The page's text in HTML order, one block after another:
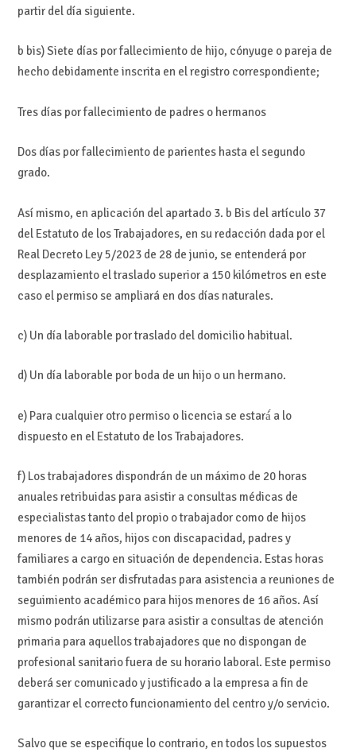
partir del día siguiente.
b bis) Siete días por fallecimiento de hijo, cónyuge o pareja de
hecho debidamente inscrita en el registro correspondiente;
Tres días por fallecimiento de padres o hermanos
Dos días por fallecimiento de parientes hasta el segundo
grado.
Así mismo, en aplicación del apartado 3. b Bis del artículo 37
del Estatuto de los Trabajadores, en su redacción dada por el
Real Decreto Ley 5/2023 de 28 de junio, se entenderá por
desplazamiento el traslado superior a 150 kilómetros en este
caso el permiso se ampliará en dos días naturales.
c) Un día laborable por traslado del domicilio habitual.
d) Un día laborable por boda de un hijo o un hermano.
e) Para cualquier otro permiso o licencia se estará́ a lo
dispuesto en el Estatuto de los Trabajadores.
f) Los trabajadores dispondrán de un máximo de 20 horas
anuales retribuidas para asistir a consultas médicas de
especialistas tanto del propio o trabajador como de hijos
menores de 14 años, hijos con discapacidad, padres y
familiares a cargo en situación de dependencia. Estas horas
también podrán ser disfrutadas para asistencia a reuniones de
seguimiento académico para hijos menores de 16 años. Así
mismo podrán utilizarse para asistir a consultas de atención
primaria para aquellos trabajadores que no dispongan de
profesional sanitario fuera de su horario laboral. Este permiso
deberá ser comunicado y justificado a la empresa a fin de
garantizar el correcto funcionamiento del centro y/o servicio.
Salvo que se especifique lo contrario, en todos los supuestos